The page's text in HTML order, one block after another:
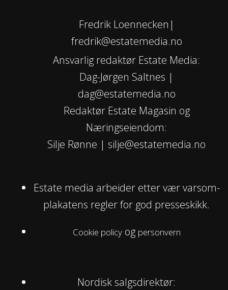
Fredrik Loennecken|
fredrik@estatemedia.no
Ansvarlig redaktør Estate Media:
Dag-Jørgen Saltnes |
dag@estatemedia.no
Redaktør Estate Magasin og
Næringseiendom:
Silje Rønne | silje@estatemedia.no
Estate media arbeider etter vær varsom-
plakatens regler for god presseskikk.
Cookie policyog personvern
Nordisk salgsdirektør: